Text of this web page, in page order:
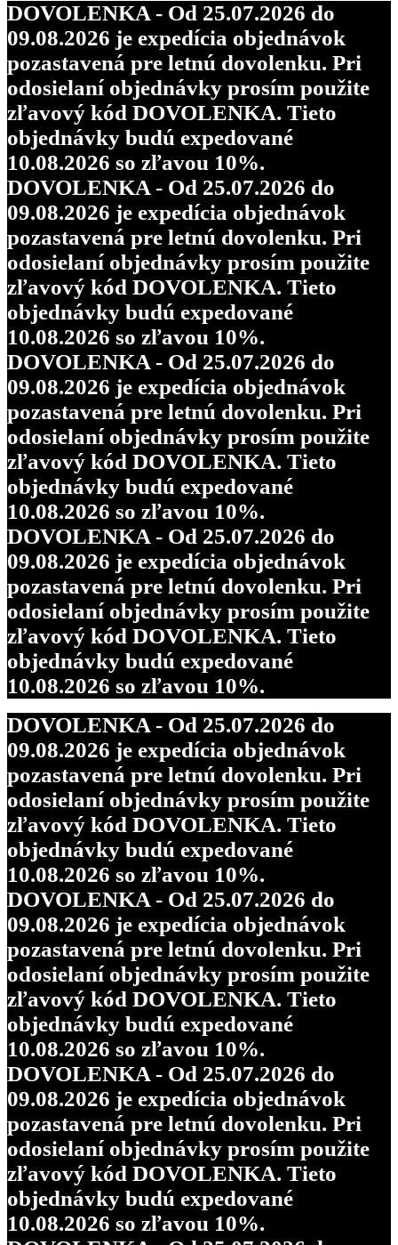
DOVOLENKA - Od 25.07.2026 do
09.08.2026 je expedícia objednávok
pozastavená pre letnú dovolenku. Pri
odosielaní objednávky prosím použite
zľavový kód DOVOLENKA. Tieto
objednávky budú expedované
10.08.2026 so zľavou 10%.
DOVOLENKA - Od 25.07.2026 do
09.08.2026 je expedícia objednávok
pozastavená pre letnú dovolenku. Pri
odosielaní objednávky prosím použite
zľavový kód DOVOLENKA. Tieto
objednávky budú expedované
10.08.2026 so zľavou 10%.
DOVOLENKA - Od 25.07.2026 do
09.08.2026 je expedícia objednávok
pozastavená pre letnú dovolenku. Pri
odosielaní objednávky prosím použite
zľavový kód DOVOLENKA. Tieto
objednávky budú expedované
10.08.2026 so zľavou 10%.
DOVOLENKA - Od 25.07.2026 do
09.08.2026 je expedícia objednávok
pozastavená pre letnú dovolenku. Pri
odosielaní objednávky prosím použite
zľavový kód DOVOLENKA. Tieto
objednávky budú expedované
10.08.2026 so zľavou 10%.
DOVOLENKA - Od 25.07.2026 do
09.08.2026 je expedícia objednávok
pozastavená pre letnú dovolenku. Pri
odosielaní objednávky prosím použite
zľavový kód DOVOLENKA. Tieto
objednávky budú expedované
10.08.2026 so zľavou 10%.
DOVOLENKA - Od 25.07.2026 do
09.08.2026 je expedícia objednávok
pozastavená pre letnú dovolenku. Pri
odosielaní objednávky prosím použite
zľavový kód DOVOLENKA. Tieto
objednávky budú expedované
10.08.2026 so zľavou 10%.
DOVOLENKA - Od 25.07.2026 do
09.08.2026 je expedícia objednávok
pozastavená pre letnú dovolenku. Pri
odosielaní objednávky prosím použite
zľavový kód DOVOLENKA. Tieto
objednávky budú expedované
10.08.2026 so zľavou 10%.